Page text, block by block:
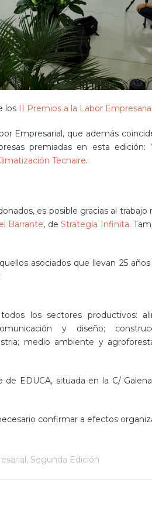
los II Premios a la Labor Empresarial
Empresarial, que además
premiadas en esta edición:
Tecnaire.
es posible gracias al
Barrante, deStrategia Infinita.
asociados que llevan 25
los sectores productivos:
y diseño;
medio ambiente y
EDUCA, situada en la C/
confirmar a efectos
, Segunda Edición